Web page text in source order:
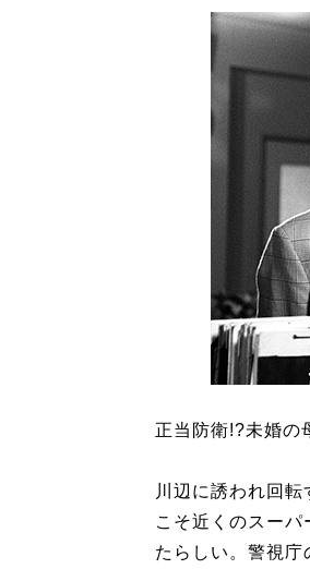
正当防衛!?未婚の
川辺に誘われ回
こそ近くのスー
たらしい。警視庁